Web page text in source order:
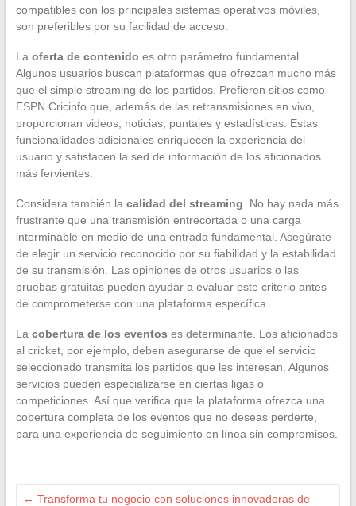
compatibles con los principales sistemas operativos móviles,
son preferibles por su facilidad de acceso.
La oferta de contenido es otro parámetro fundamental.
Algunos usuarios buscan plataformas que ofrezcan mucho más
que el simple streaming de los partidos. Prefieren sitios como
ESPN Cricinfo que, además de las retransmisiones en vivo,
proporcionan videos, noticias, puntajes y estadísticas. Estas
funcionalidades adicionales enriquecen la experiencia del
usuario y satisfacen la sed de información de los aficionados
más fervientes.
Considera también la calidad del streaming . No hay nada más
frustrante que una transmisión entrecortada o una carga
interminable en medio de una entrada fundamental. Asegúrate
de elegir un servicio reconocido por su fiabilidad y la estabilidad
de su transmisión. Las opiniones de otros usuarios o las
pruebas gratuitas pueden ayudar a evaluar este criterio antes
de comprometerse con una plataforma específica.
La cobertura de los eventos es determinante. Los aficionados
al cricket, por ejemplo, deben asegurarse de que el servicio
seleccionado transmita los partidos que les interesan. Algunos
servicios pueden especializarse en ciertas ligas o
competiciones. Así que verifica que la plataforma ofrezca una
cobertura completa de los eventos que no deseas perderte,
para una experiencia de seguimiento en línea sin compromisos.
← Transforma tu negocio con soluciones innovadoras de